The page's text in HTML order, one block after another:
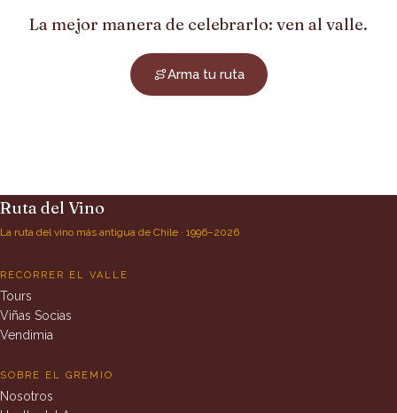
La mejor manera de celebrarlo: ven al valle.
Arma tu ruta
Ruta del Vino
La ruta del vino más antigua de Chile · 1996–2026
RECORRER EL VALLE
Tours
Viñas Socias
Vendimia
SOBRE EL GREMIO
Nosotros